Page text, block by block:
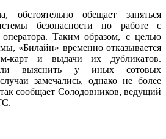
обещает заняться
безопасности по работе с
Таким образом, с целью
«Билайн» временно отказывается
карт и выдачи их дубликатов.
выяснить у иных сотовых
замечались, однако не более
так сообщает Солодовников, ведущий